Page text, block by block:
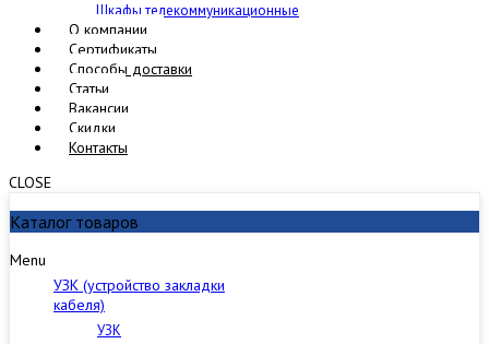
Шкафы телекоммуникационные
О компании
Сертификаты
Способы доставки
Статьи
Вакансии
Скидки
Контакты
CLOSE
Каталог товаров
Menu
УЗК (устройство закладки
кабеля)
УЗК